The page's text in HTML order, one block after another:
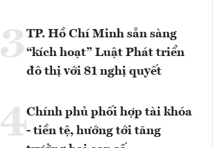
3 TP. Hồ Chí Minh sẵn sàng
“kích hoạt” Luật Phát triển
đô thị với 81 nghị quyết
4Chính phủ phối hợp tài khóa
- tiền tệ, hướng tới tăng